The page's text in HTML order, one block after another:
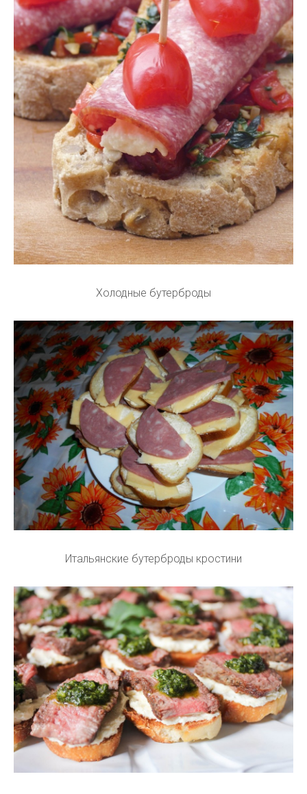
Холодные бутерброды
Итальянские бутерброды кростини